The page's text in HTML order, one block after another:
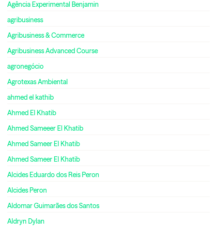
Agência Experimental Benjamin
agribusiness
Agribusiness & Commerce
Agribusiness Advanced Course
agronegócio
Agrotexas Ambiental
ahmed el kathib
Ahmed El Khatib
Ahmed Sameeer El Khatib
Ahmed Sameer El Khatib
Ahmed Sameer El Khatib
Alcides Eduardo dos Reis Peron
Alcides Peron
Aldomar Guimarães dos Santos
Aldryn Dylan